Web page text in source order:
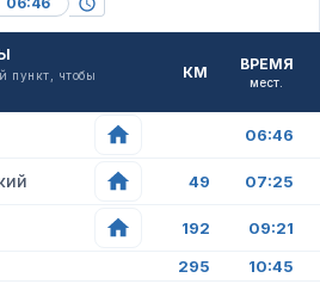
пункт, чтобы
КМ ВРЕМЯ
мест.
06:46
49 07:25
192 09:21
295 10:45